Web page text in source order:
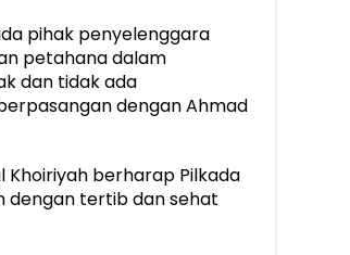
pihak penyelenggara
petahana dalam
dan tidak ada
dengan Ahmad
Khoiriyah berharap Pilkada
dengan tertib dan sehat